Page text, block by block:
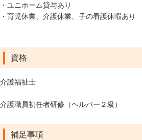
・ユニホーム貸与あり
・育児休業、介護休業、子の看護休暇あり
資格
介護福祉士
介護職員初任者研修（ヘルパー２級）
補足事項